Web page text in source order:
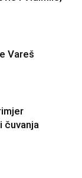
Vareš
čuvanja